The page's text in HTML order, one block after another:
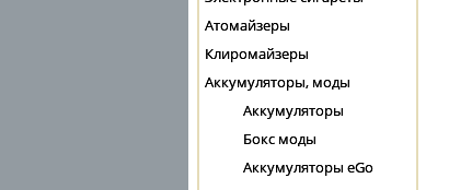
Атомайзеры
Клиромайзеры
Аккумуляторы, моды
Аккумуляторы
Бокс моды
Аккумуляторы eGo